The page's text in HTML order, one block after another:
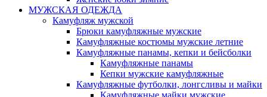
МУЖСКАЯ ОДЕЖДА
Камуфляж мужской
Брюки камуфляжные мужские
Камуфляжные костюмы мужские летние
Камуфляжные панамы, кепки и бейсболки
Камуфляжные панамы
Кепки мужские камуфляжные
Камуфляжные футболки, лонгсливы и майки
Камуфляжные майки мужские